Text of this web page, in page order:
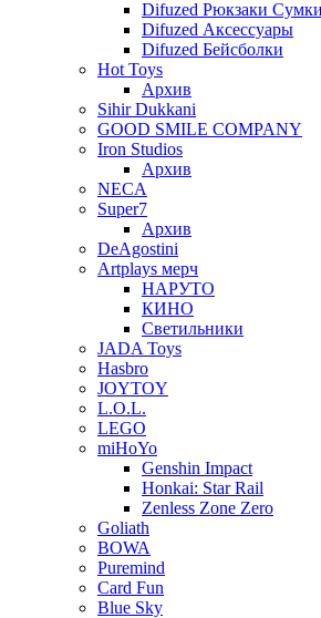
Difuzed Рюкзаки
Difuzed Аксессуары
Difuzed Бейсболки
Hot Toys
Архив
Sihir Dukkani
GOOD SMILE COMPANY
Iron Studios
Архив
NECA
Super7
Архив
DeAgostini
Artplays мерч
НАРУТО
КИНО
Светильники
JADA Toys
Hasbro
JOYTOY
L.O.L.
LEGO
miHoYo
Genshin Impact
Honkai: Star Rail
Zenless Zone Zero
Goliath
BOWA
Puremind
Card Fun
Blue Sky